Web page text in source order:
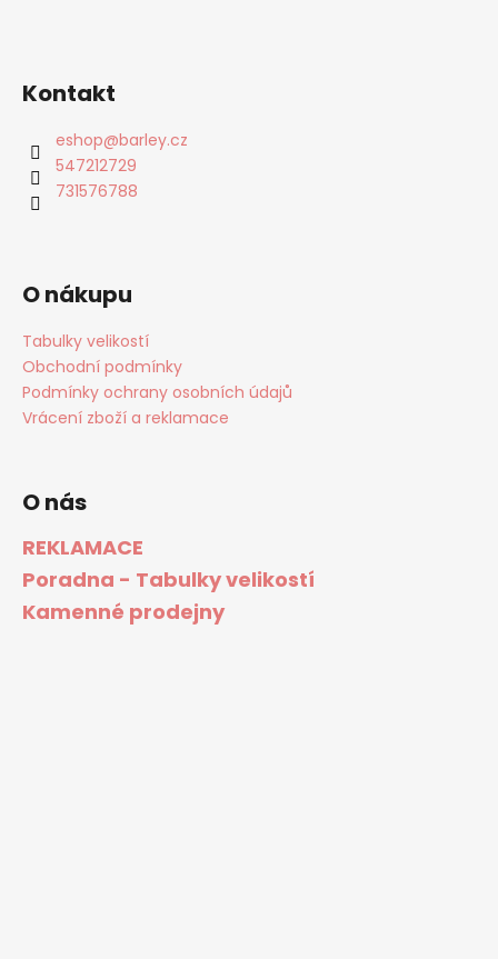
Kontakt
eshop@barley.cz
547212729
731576788
O nákupu
Tabulky velikostí
Obchodní podmínky
Podmínky ochrany osobních údajů
Vrácení zboží a reklamace
O nás
REKLAMACE
Poradna - Tabulky velikostí
Kamenné prodejny